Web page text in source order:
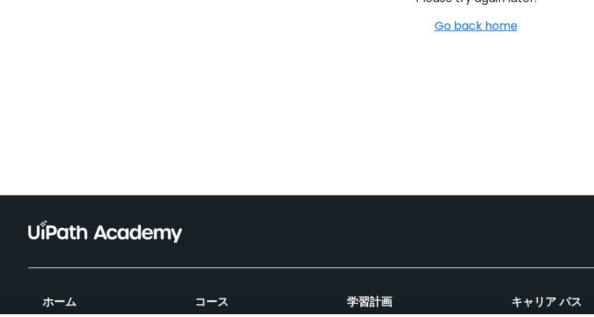
Go back home
ホーム コース 学習計画 キャリア パス